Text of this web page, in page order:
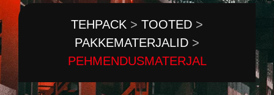
TEHPACK > TOOTED >
PAKKEMATERJALID >
PEHMENDUSMATERJAL